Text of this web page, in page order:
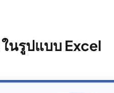
ในรูปแบบ Excel